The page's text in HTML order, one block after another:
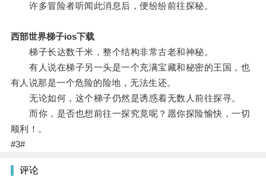
许多冒险者听闻此消息后，便纷纷前往探秘。
西部世界梯子ios下载
梯子长达数千米，整个结构非常古老和神秘。
有人说在梯子另一头是一个充满宝藏和秘密的王国，也
有人说那是一个危险的险地，无法生还。
无论如何，这个梯子仍然是诱惑着无数人前往探寻。
而你，是否也想前往一探究竟呢？愿你探险愉快，一切
顺利！。
#3#
评论